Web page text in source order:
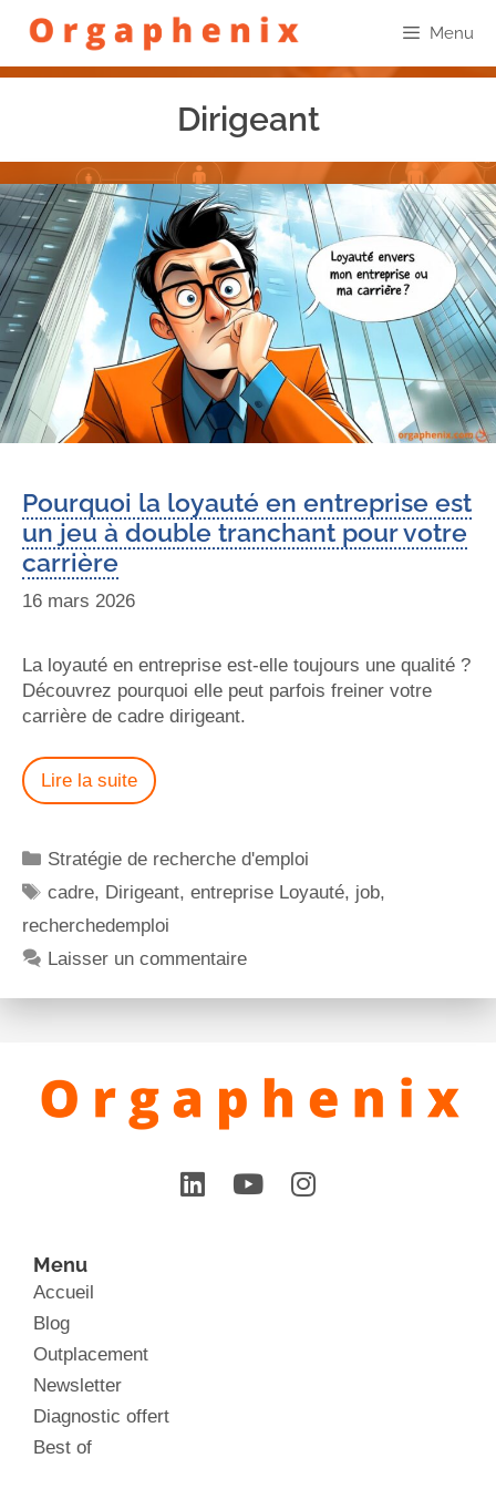
Menu
Dirigeant
Pourquoi la loyauté en entreprise est
un jeu à double tranchant pour votre
carrière
16 mars 2026
La loyauté en entreprise est-elle toujours une qualité ?
Découvrez pourquoi elle peut parfois freiner votre
carrière de cadre dirigeant.
Lire la suite
Stratégie de recherche d'emploi
cadre, Dirigeant,entreprise Loyauté, job,
recherchedemploi
Laisser un commentaire
Menu
Accueil
Blog
Outplacement
Newsletter
Diagnostic offert
Best of